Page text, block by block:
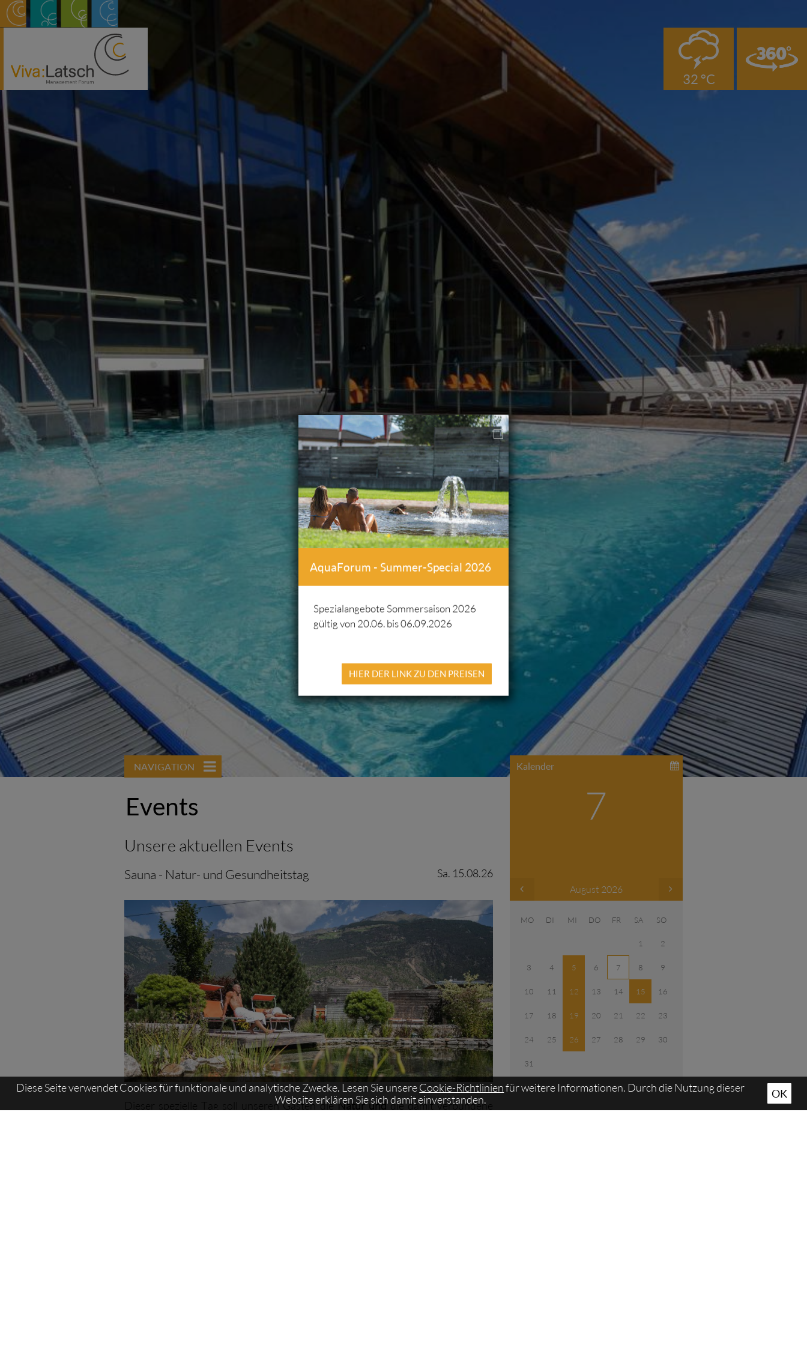
0
32 °C
NAVIGATION
Events
Unsere aktuellen Events
Sa. 15.08.26
Sauna - Natur- und Gesundheitstag
Dieser spezielle Tag soll unseren Gästen dieNatur unddie damit verbundene
Kalender
7
August 2026
MO DI MI DO FR SA SO
1 2
3 4 5 6 7 8 9
10 11 12 13 14 15 16
17 18 19 20 21 22 23
24 25 26 27 28 29 30
31
AquaForum - Summer-Special 2026
Spezialangebote Sommersaison 2026
gültig von 20.06. bis 06.09.2026
HIER DER LINK ZU DEN PREISEN
Diese Seite verwendet Cookies für funktionale und analytische Zwecke. Lesen Sie unsereCookie-Richtlinienfür weitere Informationen. Durch die Nutzung dieser
Website erklären Sie sich damit einverstanden.
OK